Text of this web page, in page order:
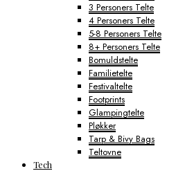
3 Personers Telte
4 Personers Telte
5-8 Personers Telte
8+ Personers Telte
Bomuldstelte
Familietelte
Festivaltelte
Footprints
Glampingtelte
Pløkker
Tarp & Bivy Bags
Teltovne
Tech